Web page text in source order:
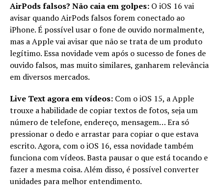
AirPods falsos? Não caia em golpes: O iOS 16 vai
avisar quando AirPods falsos forem conectado ao
iPhone. É possível usar o fone de ouvido normalmente,
mas a Apple vai avisar que não se trata de um produto
legítimo. Essa novidade vem após o sucesso de fones de
ouvido falsos, mas muito similares, ganharem relevância
em diversos mercados.
Live Text agora em vídeos: Com o iOS 15, a Apple
trouxe a habilidade de copiar textos de fotos, seja um
número de telefone, endereço, mensagem… Era só
pressionar o dedo e arrastar para copiar o que estava
escrito. Agora, com o iOS 16, essa novidade também
funciona com vídeos. Basta pausar o que está tocando e
fazer a mesma coisa. Além disso, é possível converter
unidades para melhor entendimento.